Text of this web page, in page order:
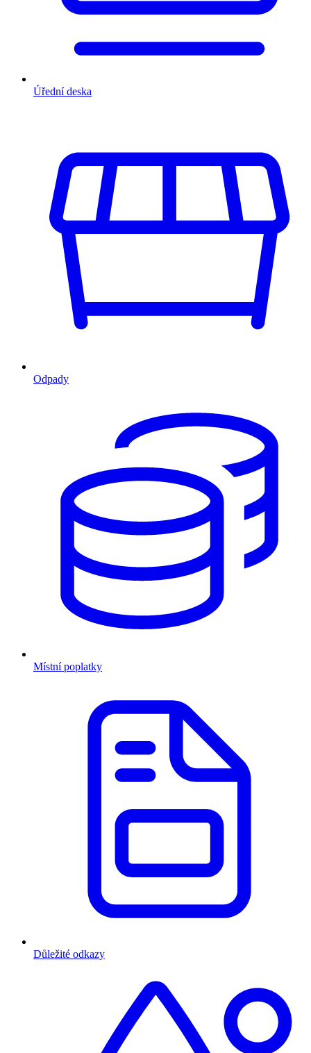
Úřední deska
Odpady
Místní poplatky
Důležité odkazy